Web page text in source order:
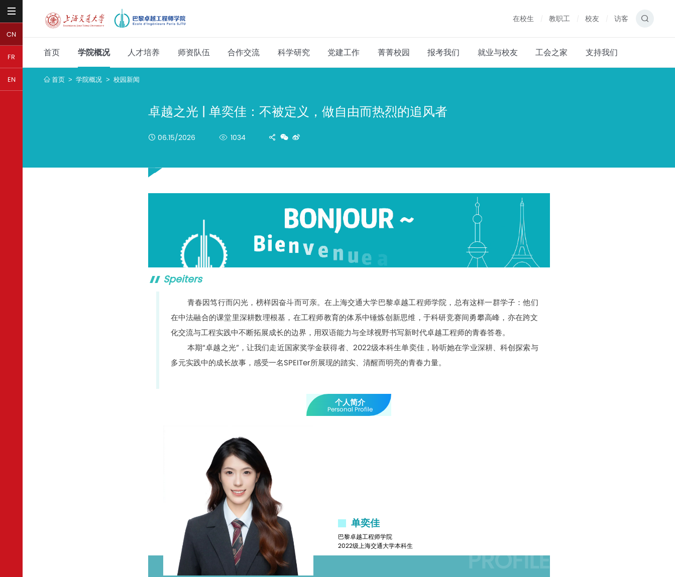
CN
FR
EN
在校生 教职工 校友 访客
首页 学院概况 人才培养 师资队伍 合作交流 科学研究 党建工作 菁菁校园 报考我们 就业与校友 工会之家 支持我们
首页 > 学院概况 > 校园新闻
卓越之光 | 单奕佳：不被定义，做自由而热烈的追风者
06.15/2026 1034
Speiters
青春因笃行而闪光，榜样因奋斗而可亲。在上海交通大学巴黎卓越工程师学院，总有这样一群学子：他们
在中法融合的课堂里深耕数理根基，在工程师教育的体系中锤炼创新思维，于科研竞赛间勇攀高峰，亦在跨文
化交流与工程实践中不断拓展成长的边界，用双语能力与全球视野书写新时代卓越工程师的青春答卷。
本期“卓越之光”，让我们走近国家奖学金获得者、2022级本科生单奕佳，聆听她在学业深耕、科创探索与
多元实践中的成长故事，感受一名SPEITer所展现的踏实、清醒而明亮的青春力量。
个人简介
Personal Profile
单奕佳
巴黎卓越工程师学院
2022级上海交通大学本科生
PROFILE